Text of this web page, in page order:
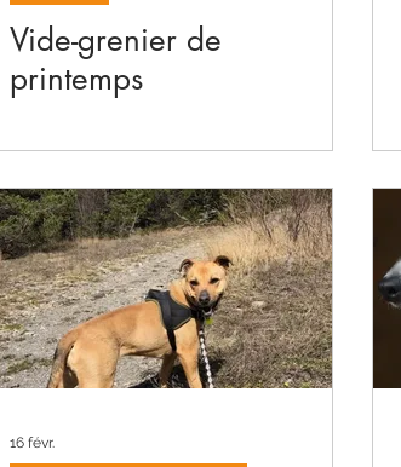
Vide-grenier de
printemps
16 févr.